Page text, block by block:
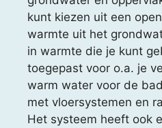
kunt kiezen uit een
warmte uit het
in warmte die je kunt
toegepast voor o.a. je
warm water voor de
met vloersystemen en
Het systeem heeft ook